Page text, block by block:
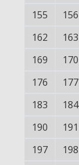
155
156
162
163
169
170
176
177
183
184
190
191
197
198